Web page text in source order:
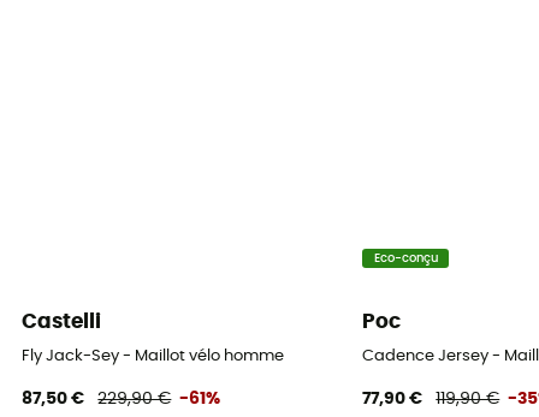
Castelli
Fly Jack-Sey - Maillot vélo homme
87,50 € 229,90 € -61%
Eco-conçu
Poc
Cadence Jersey -
77,90 € 119,90 € -